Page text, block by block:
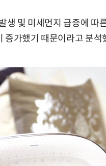
생 및 미세먼지 급증에 따
증가했기 때문이라고 분석